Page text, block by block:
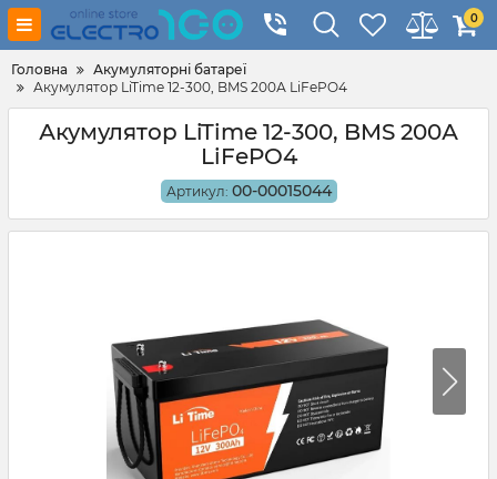
0
Головна
Акумуляторні батареї
Акумулятор LiTime 12-300, BMS 200А LiFePO4
Акумулятор LiTime 12-300, BMS 200А
LiFePO4
Артикул: 00-00015044